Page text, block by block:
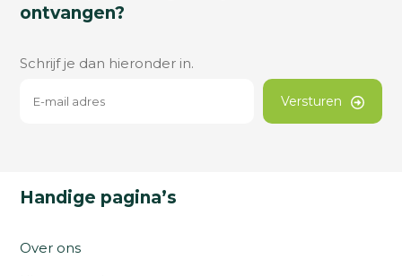
ontvangen?
Schrijf je dan hieronder in.
Versturen
Handige pagina’s
Over ons